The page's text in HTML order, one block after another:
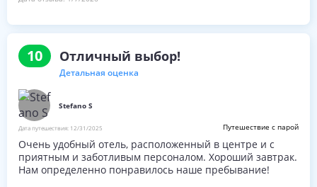
10 Отличный выбор!
Детальная оценка
Stefano S
Дата путешествия: 12/31/2025 Путешествие с парой
Очень удобный отель, расположенный в центре и с
приятным и заботливым персоналом. Хороший завтрак.
Нам определенно понравилось наше пребывание!